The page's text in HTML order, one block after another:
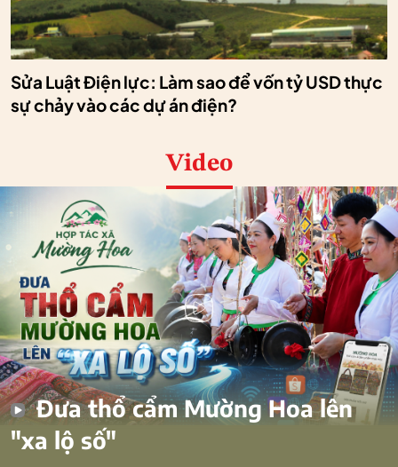
Sửa Luật Điện lực: Làm sao để vốn tỷ USD thực
sự chảy vào các dự án điện?
Video
Đưa thổ cẩm Mường Hoa lên
"xa lộ số"